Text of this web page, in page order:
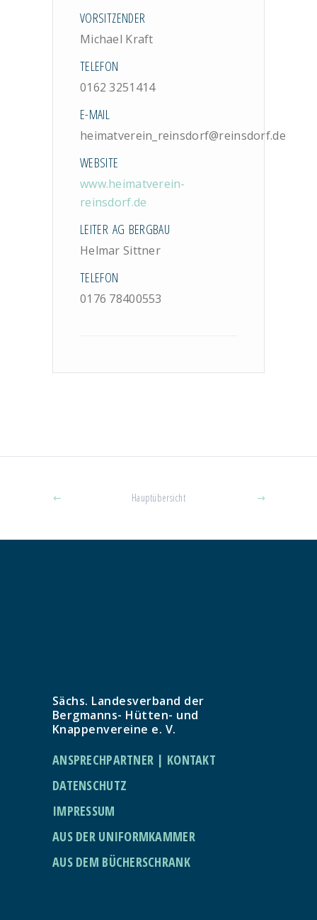
VORSITZENDER
Michael Kraft
TELEFON
0162 3251414
E-MAIL
heimatverein_reinsdorf@reinsdorf.de
WEBSITE
www.heimatverein-
reinsdorf.de
LEITER AG BERGBAU
Helmar Sittner
TELEFON
0176 78400553
Hauptübersicht
Sächs. Landesverband der
Bergmanns- Hütten- und
Knappenvereine e. V.
ANSPRECHPARTNER | KONTAKT
DATENSCHUTZ
IMPRESSUM
AUS DER UNIFORMKAMMER
AUS DEM BÜCHERSCHRANK